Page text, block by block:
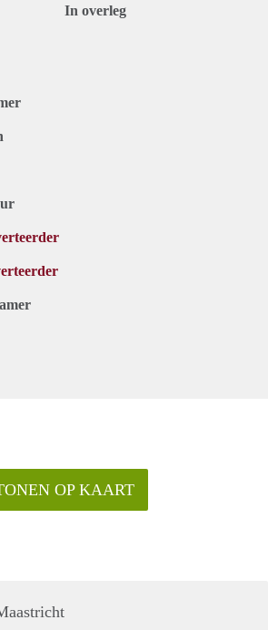
is 12 maanden.
Universiteiten, centraal station
In overleg
OP KAART